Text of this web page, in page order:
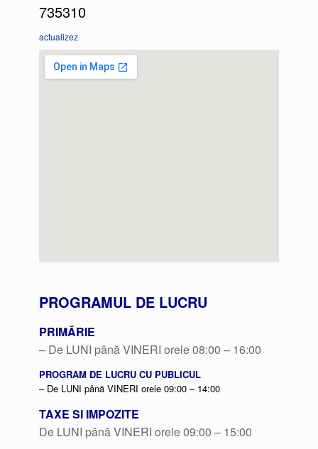
735310
actualizez
PROGRAMUL DE LUCRU
PRIMĂRIE
– De LUNI până VINERI orele 08:00 – 16:00
PROGRAM DE LUCRU CU PUBLICUL
– De LUNI până VINERI orele 09:00 – 14:00
TAXE SI IMPOZITE
De LUNI până VINERI orele 09:00 – 15:00